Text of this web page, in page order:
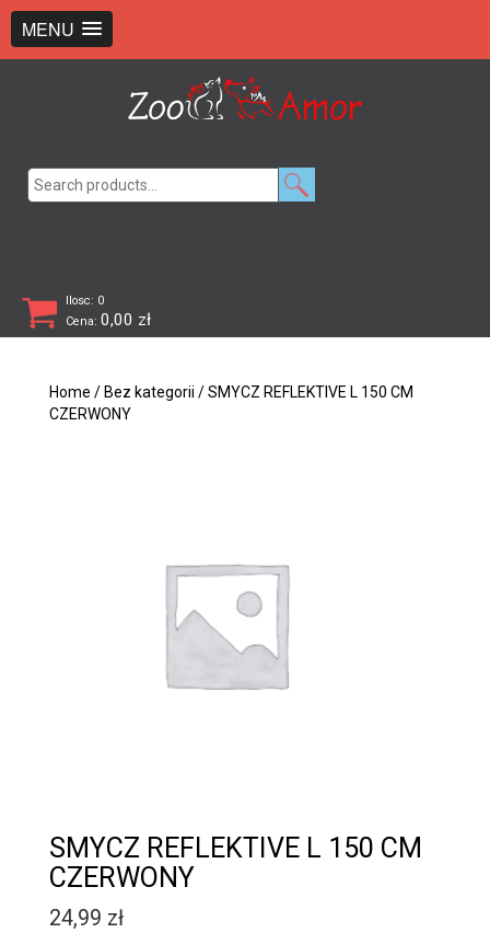
MENU
Ilosc: 0
Cena: 0,00 zł
Home / Bez kategorii / SMYCZ REFLEKTIVE L 150 CM
CZERWONY
SMYCZ REFLEKTIVE L 150 CM
CZERWONY
24,99 zł